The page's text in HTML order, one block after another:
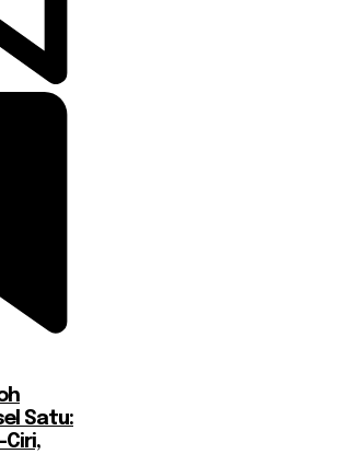
Satu:
Ciri,